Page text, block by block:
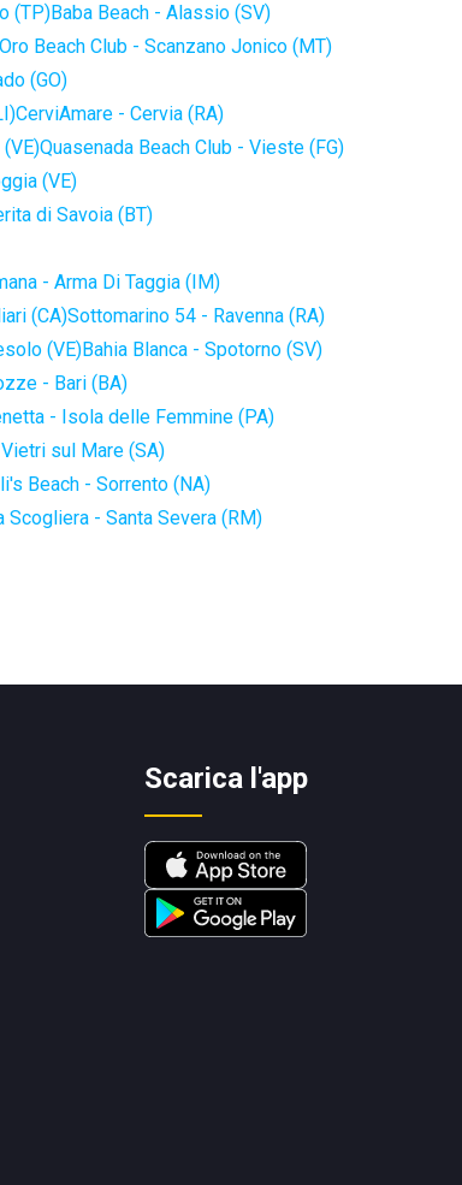
(TP)Baba Beach - Alassio (SV)
Beach Club - Scanzano Jonico (MT)
(GO)
CerviAmare - Cervia (RA)
Quasenada Beach Club - Vieste (FG)
(VE)
di Savoia (BT)
- Arma Di Taggia (IM)
(CA)Sottomarino 54 - Ravenna (RA)
(VE)Bahia Blanca - Spotorno (SV)
- Bari (BA)
- Isola delle Femmine (PA)
sul Mare (SA)
Beach - Sorrento (NA)
Scogliera - Santa Severa (RM)
Scarica l'app